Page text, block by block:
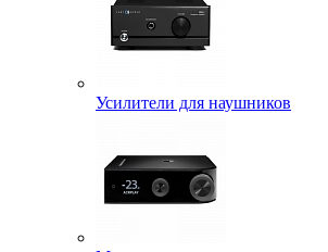
Усилители для наушников